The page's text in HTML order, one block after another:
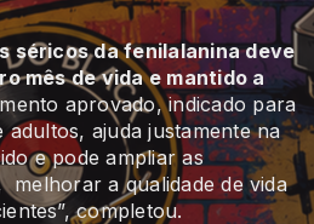
séricos da fenilalanina deve
mês de vida e mantido a
aprovado, indicado para
adultos, ajuda justamente na
e pode ampliar as
melhorar a qualidade de vida
completou.